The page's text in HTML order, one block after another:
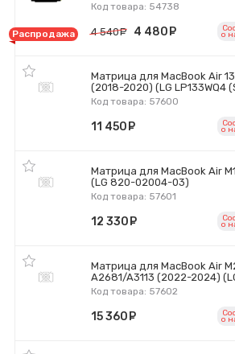
Код товара: 54738
Распродажа 4 540 руб.
4 480 o
Матрица для MacBook Air
(2018-2020) (LG LP133WQ4
Код товара: 57600
11 450 o
Матрица для MacBook Air
(LG 820-02004-03)
Код товара: 57601
12 330 o
Матрица для MacBook Air
A2681/A3113 (2022-2024)
Код товара: 57602
15 360 o